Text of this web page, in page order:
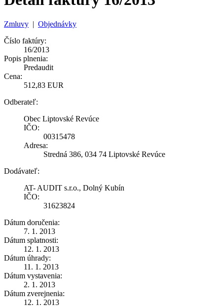
Zmluvy | Objednávky
Číslo faktúry:
16/2013
Popis plnenia:
Predaudit
Cena:
512,83 EUR
Odberateľ:
Obec Liptovské Revúce
IČO:
00315478
Adresa:
Stredná 386, 034 74 Liptovské Revúce
Dodávateľ:
AT- AUDIT s.r.o., Dolný Kubín
IČO:
31623824
Dátum doručenia:
7. 1. 2013
Dátum splatnosti:
12. 1. 2013
Dátum úhrady:
11. 1. 2013
Dátum vystavenia:
2. 1. 2013
Dátum zverejnenia:
12. 1. 2013